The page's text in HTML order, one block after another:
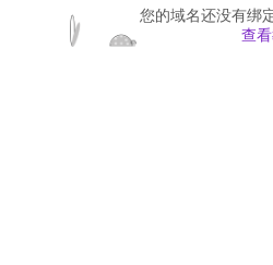
您的域名还没有绑
查